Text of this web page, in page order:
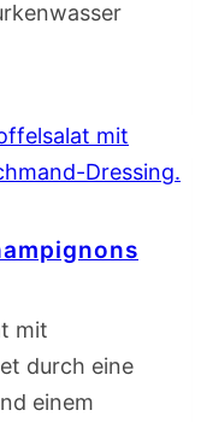
mit
durch eine
einem